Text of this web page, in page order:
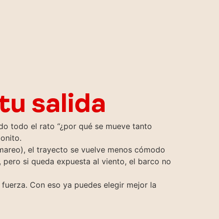
salida
todo el rato “¿por qué se mueve tanto
el trayecto se vuelve menos cómodo
si queda expuesta al viento, el barco no
Con eso ya puedes elegir mejor la